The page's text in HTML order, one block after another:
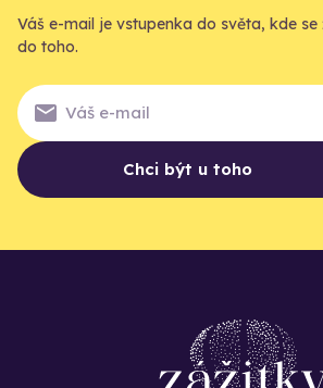
Váš e-mail je vstupenka do světa, kde se
do toho.
Chci být u toho